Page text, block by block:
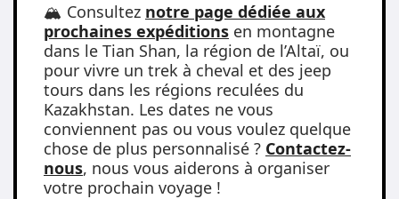
🏔️ Consultez notre page dédiée aux
prochaines expéditions en montagne
dans le Tian Shan, la région de l’Altaï, ou
pour vivre un trek à cheval et des jeep
tours dans les régions reculées du
Kazakhstan. Les dates ne vous
conviennent pas ou vous voulez quelque
chose de plus personnalisé ? Contactez-
nous, nous vous aiderons à organiser
votre prochain voyage !